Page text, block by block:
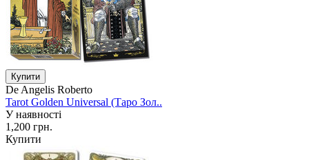
De Angelis Roberto
Tarot Golden Universal (Таро Зол..
У наявності
1,200 грн.
Купити